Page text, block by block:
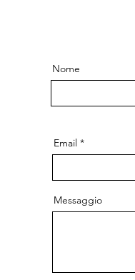
Nome
Email
Messaggio